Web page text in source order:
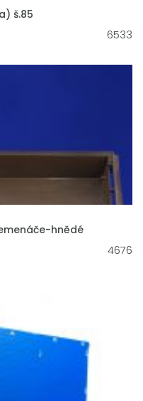
š.85
6533
hnědé
4676